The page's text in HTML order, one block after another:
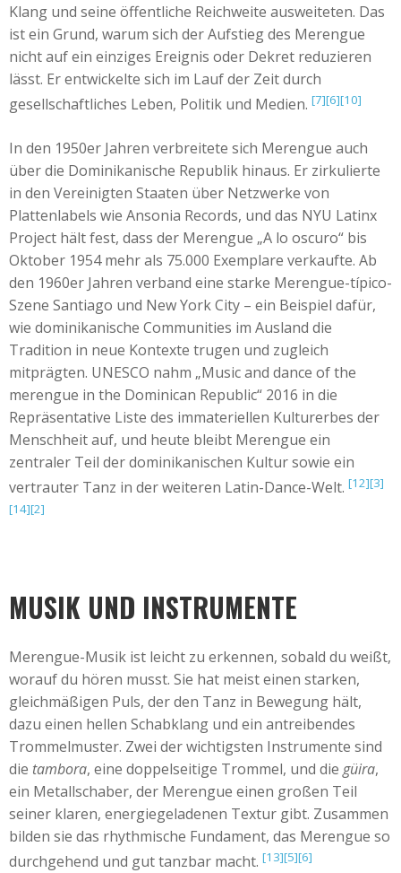
Klang und seine öffentliche Reichweite ausweiteten. Das
ist ein Grund, warum sich der Aufstieg des Merengue
nicht auf ein einziges Ereignis oder Dekret reduzieren
lässt. Er entwickelte sich im Lauf der Zeit durch
gesellschaftliches Leben, Politik und Medien. [7][6][10]
In den 1950er Jahren verbreitete sich Merengue auch
über die Dominikanische Republik hinaus. Er zirkulierte
in den Vereinigten Staaten über Netzwerke von
Plattenlabels wie Ansonia Records, und das NYU Latinx
Project hält fest, dass der Merengue „A lo oscuro“ bis
Oktober 1954 mehr als 75.000 Exemplare verkaufte. Ab
den 1960er Jahren verband eine starke Merengue-típico-
Szene Santiago und New York City – ein Beispiel dafür,
wie dominikanische Communities im Ausland die
Tradition in neue Kontexte trugen und zugleich
mitprägten. UNESCO nahm „Music and dance of the
merengue in the Dominican Republic“ 2016 in die
Repräsentative Liste des immateriellen Kulturerbes der
Menschheit auf, und heute bleibt Merengue ein
zentraler Teil der dominikanischen Kultur sowie ein
vertrauter Tanz in der weiteren Latin-Dance-Welt. [12][3]
[14][2]
MUSIK UND INSTRUMENTE
Merengue-Musik ist leicht zu erkennen, sobald du weißt,
worauf du hören musst. Sie hat meist einen starken,
gleichmäßigen Puls, der den Tanz in Bewegung hält,
dazu einen hellen Schabklang und ein antreibendes
Trommelmuster. Zwei der wichtigsten Instrumente sind
die tambora, eine doppelseitige Trommel, und die güira,
ein Metallschaber, der Merengue einen großen Teil
seiner klaren, energiegeladenen Textur gibt. Zusammen
bilden sie das rhythmische Fundament, das Merengue so
durchgehend und gut tanzbar macht. [13][5][6]